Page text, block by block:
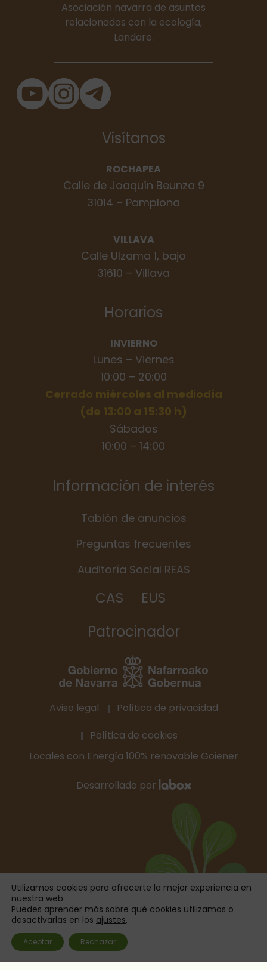
Asociación navarra de asuntos
relacionados con la ecología,
Landare.
Visítanos
ROCHAPEA
Calle de Joaquín Beunza 9
31014 – Pamplona
VILLAVA
Calle Ulzama 1, bajo
31610 – Villava
Horarios
INVIERNO
Lunes – Viernes
10:00 – 20:00
Cerrado miércoles al mediodía
(de 13:00 a 15:30 h)
Sábados
10:00 – 14:00
Información de interés
Tablón de anuncios
Preguntas frecuentes
Auditoría Social REAS
CAS EUS
Patrocinador
Aviso legal
Política de privacidad
Política de cookies
Locales con Energía 100% renovable Goiener
Desarrollado por
Utilizamos cookies para ofrecerte la mejor experiencia en
nuestra web.
Puedes aprender más sobre qué cookies utilizamos o
desactivarlas en los ajustes.
Aceptar Rechazar